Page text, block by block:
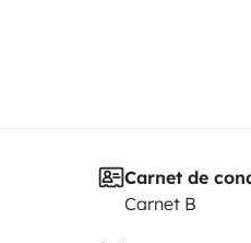
Carnet de
Carnet B